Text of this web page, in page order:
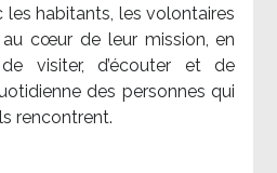
les habitants, les volontaires
cœur de leur mission, en
visiter, d’écouter et de
des personnes qui
rencontrent.